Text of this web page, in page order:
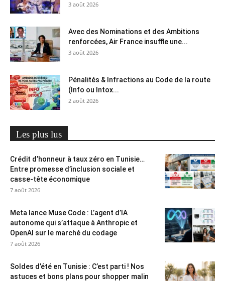
3 août 2026
Avec des Nominations et des Ambitions
renforcées, Air France insuffle une...
3 août 2026
Pénalités & Infractions au Code de la route
(Info ou Intox...
2 août 2026
Les plus lus
Crédit d’honneur à taux zéro en Tunisie…
Entre promesse d’inclusion sociale et
casse-tête économique
7 août 2026
Meta lance Muse Code : L’agent d’IA
autonome qui s’attaque à Anthropic et
OpenAI sur le marché du codage
7 août 2026
Soldes d’été en Tunisie : C’est parti ! Nos
astuces et bons plans pour shopper malin